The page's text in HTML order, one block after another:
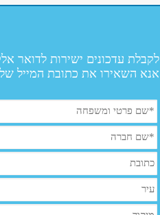
לקבלת עדכונים ישירות לדואר
אנא השאירו את כתובת המייל